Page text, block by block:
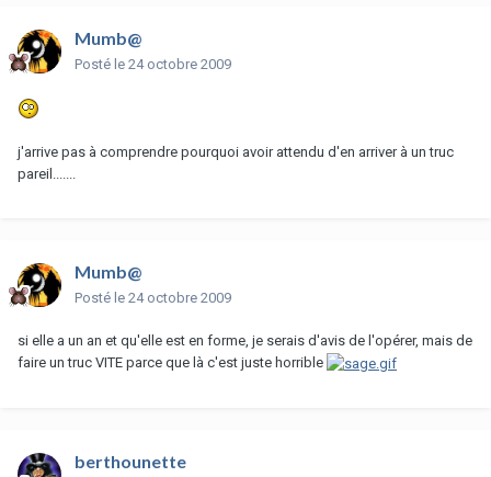
Mumb@
Posté le 24 octobre 2009
j'arrive pas à comprendre pourquoi avoir attendu d'en arriver à un truc
pareil.......
Mumb@
Posté le 24 octobre 2009
si elle a un an et qu'elle est en forme, je serais d'avis de l'opérer, mais de
faire un truc VITE parce que là c'est juste horrible
berthounette